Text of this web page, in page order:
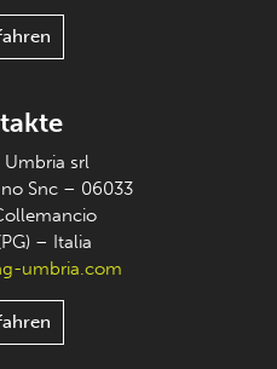
Umbria srl
Snc – 06033
– Italia
umbria.com